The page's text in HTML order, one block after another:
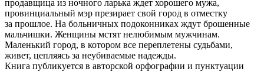
продавщица из ночного ларька ждет хорошего мужа,
провинциальный мэр презирает свой город в отместку
за прошлое. На больничных подоконниках ждут брошенные
мальчишки. Женщины мстят нелюбимым мужчинам.
Маленький город, в котором все переплетены судьбами,
живет, цепляясь за неубиваемые надежды.
Книга публикуется в авторской орфографии и пунктуации